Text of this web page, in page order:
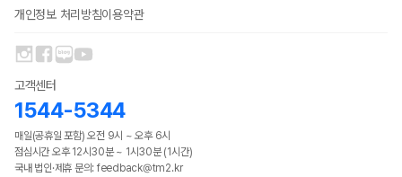
개인정보 처리방침이용약관
고객센터
1544-5344
매일(공휴일 포함) 오전 9시 ~ 오후 6시
점심시간 오후 12시30분 ~ 1시30분 (1시간)
국내 법인·제휴 문의: feedback@tm2.kr